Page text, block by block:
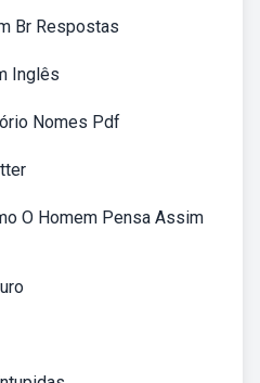
Br Respostas
Inglês
Nomes Pdf
O Homem Pensa Assim